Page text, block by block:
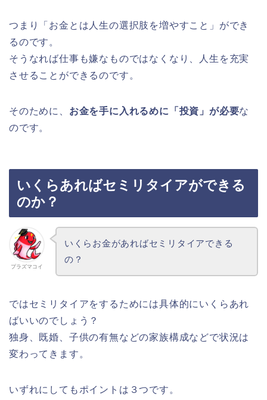
つまり「お金とは人生の選択肢を増やすこと」ができ
るのです。
そうなれば仕事も嫌なものではなくなり、人生を充実
させることができるのです。
そのために、 お金を手に入れるめに「投資」が必要な
のです。
いくらあればセミリタイアができる
のか？
プラズマコイ
いくらお金があればセミリタイアできる
の？
ではセミリタイアをするためには具体的にいくらあれ
ばいいのでしょう？
独身、既婚、子供の有無などの家族構成などで状況は
変わってきます。
いずれにしてもポイントは３つです。